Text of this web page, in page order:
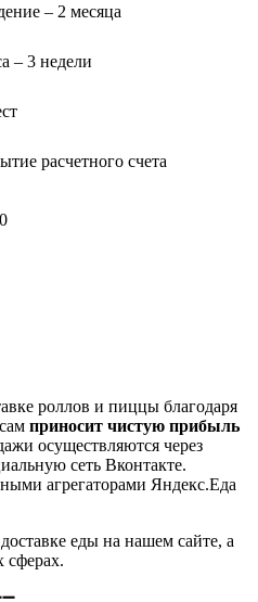
– 2 месяца
– 3 недели
расчетного счета
роллов и пиццы благодаря
приносит чистую прибыль
осуществляются через
сеть Вконтакте.
агрегаторами Яндекс.Еда
еды на нашем сайте, а
сферах.